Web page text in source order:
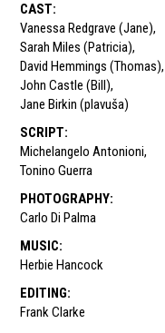
CAST:
Vanessa Redgrave (Jane),
Sarah Miles (Patricia),
David Hemmings (Thomas),
John Castle (Bill),
Jane Birkin (plavuša)
SCRIPT:
Michelangelo Antonioni,
Tonino Guerra
PHOTOGRAPHY:
Carlo Di Palma
MUSIC:
Herbie Hancock
EDITING:
Frank Clarke